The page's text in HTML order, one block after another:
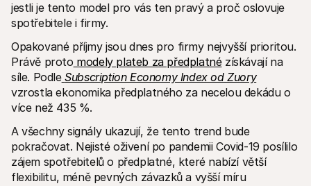
Technické zdroje
Portál pro vývojáře
Objevte vývojářské zdroje a update
Knihovny
Integrujte Mollie pomocí připravených knihoven
Komunita na Discordu
Připojte se k naší komunitě vývojářů
O Mollie
Podívejte se na naše ceny
O nás
Zjistěte více o našem příběhu a
hodnotách
Novinky
jestli je tento model pro vás ten pravý a proč oslovuje
spotřebitele i firmy.
Opakované příjmy jsou dnes pro firmy nejvyšší prioritou.
Právě proto modely plateb za předplatné získávají na
síle. Podle Subscription Economy Index od Zuory
vzrostla ekonomika předplatného za necelou dekádu o
více než 435 %.
A všechny signály ukazují, že tento trend bude
pokračovat. Nejisté oživení po pandemii Covid-19 posílilo
zájem spotřebitelů o předplatné, které nabízí větší
flexibilitu, méně pevných závazků a vyšší míru